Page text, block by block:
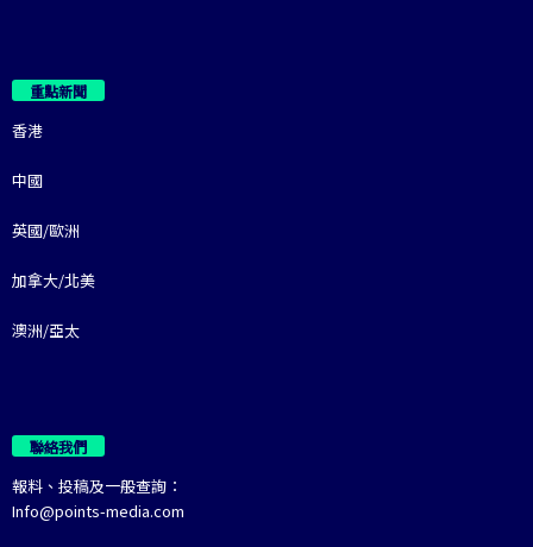
重點新聞
香港
中國
英國/歐洲
加拿大/北美
澳洲/亞太
聯絡我們
報料、投稿及一般查詢：
Info@points-media.com